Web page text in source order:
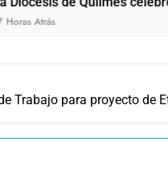
Trabajo para proyecto de